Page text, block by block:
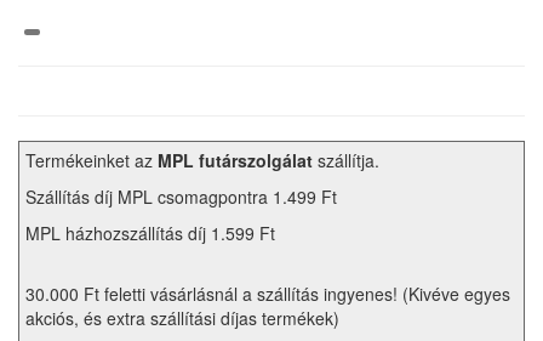
Termékeinket az MPL futárszolgálat szállítja.
Szállítás díj MPL csomagpontra 1.499 Ft
MPL házhozszállítás díj 1.599 Ft
30.000 Ft feletti vásárlásnál a szállítás ingyenes! (Kivéve egyes
akciós, és extra szállítási díjas termékek)